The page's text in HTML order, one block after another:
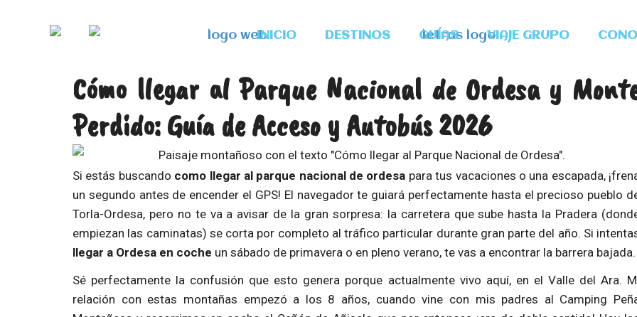
INICIO DESTINOS GUÍAS VIAJE GRUPO
Cómo llegar al Parque Nacional de Ordesa y
Perdido: Guía de Acceso y Autobús 2026
Si estás buscando como llegar al parque nacional de ordesa para tus vacaciones o una escapada,
un segundo antes de encender el GPS! El navegador te guiará perfectamente hasta el precioso pueblo
Torla-Ordesa, pero no te va a avisar de la gran sorpresa: la carretera que sube hasta la Pradera
empiezan las caminatas) se corta por completo al tráfico particular durante gran parte del año. Si
llegar a Ordesa en coche un sábado de primavera o en pleno verano, te vas a encontrar la barrera bajada.
Sé perfectamente la confusión que esto genera porque actualmente vivo aquí, en el Valle del Ara.
relación con estas montañas empezó a los 8 años, cuando vine con mis padres al Camping